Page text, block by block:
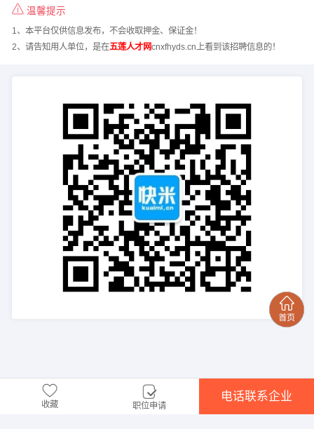
温馨提示
1、本平台仅供信息发布，不会收取押金、保证金！
2、请告知用人单位，是在五莲人才网cnxfhyds.cn上看到该招聘信息的！
收藏 职位申请
电话联系企业